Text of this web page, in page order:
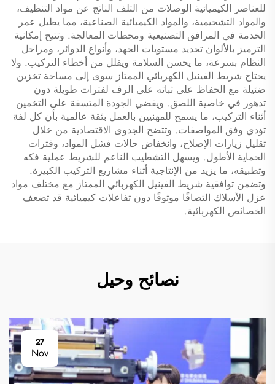
للعناصر الكيميائية الوصلات من التلف الناتج عن مواد التنظيف،
والمواد التشحيمية، والمواد الكيميائية الصناعية، مما يطيل عمر
الخدمة في المرافق التصنيعية ومحطات المعالجة. وتتيح إمكانية
الترميز بالألوان تحديد مستويات الجهد، وأنواع الدوائر، ومراحل
النظام بسرعة، ما يحسن السلامة ويقلل من أخطاء التركيب. ولا
يحتاج شريط الفينيل الكهربائي الممتاز سوى إلى مساحة تخزين
ضئيلة مع الحفاظ على ثباته على الرف لفترات طويلة دون
تدهور في خاصية اللصق. ويقضي الجودة المتسقة على التخمين
أثناء التركيب، ما يسمح للمهنيين بالعمل بثقة عالمية بأن كل لفة
تؤدي وفق المواصفات. وتتضح الجدوى الاقتصادية من خلال
تقليل زيارات الإصلاح، وانخفاض حالات فشل المواد، وفترات
الحماية الأطول. ويسهل التشطيب الناعم للشريط عملية فكه
وتطبيقه، ما يزيد من الإنتاجية أثناء مشاريع التركيب الكبيرة.
وتضمن توافقية شريط الفينيل الكهربائي الممتاز مع مختلف مواد
عزل الأسلاك التصاقًا موثوقًا دون تفاعلات كيميائية قد تضعف
الخصائص الكهربائية.
نصائح وحيل
27
Nov